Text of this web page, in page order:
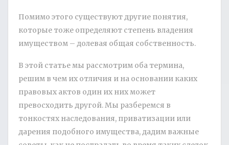
Помимо этого существуют другие понятия,
которые тоже определяют степень владения
имуществом – долевая общая собственность.
В этой статье мы рассмотрим оба термина,
решим в чем их отличия и на основании каких
правовых актов один их них может
превосходить другой. Мы разберемся в
тонкостях наследования, приватизации или
дарения подобного имущества, дадим важные